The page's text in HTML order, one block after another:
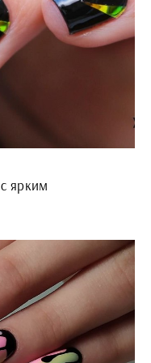
ярким